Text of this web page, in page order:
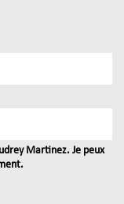
Martinez. Je peux